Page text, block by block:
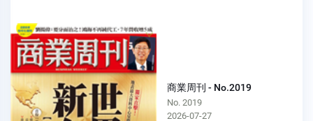
商業周刊 - No.2019
No. 2019
2026-07-27